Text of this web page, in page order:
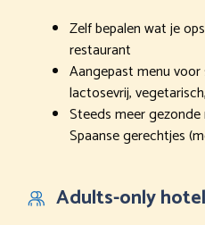
Zelf bepalen wat je
restaurant
Aangepast menu
lactosevrij,
Steeds meer
Spaanse gerechtjes
Adults-only